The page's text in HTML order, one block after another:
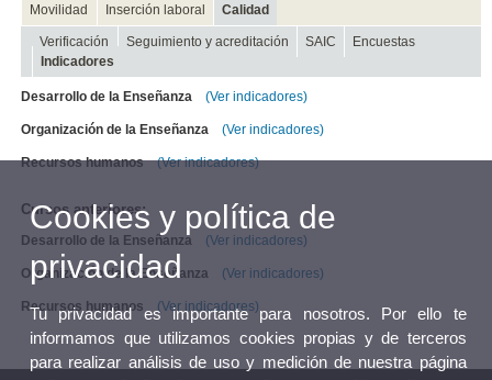
Movilidad
Inserción laboral Calidad
Verificación Seguimiento y acreditación SAIC
Encuestas
Indicadores
Desarrollo de la Enseñanza (Ver indicadores)
Organización de la Enseñanza (Ver indicadores)
Recursos humanos (Ver indicadores)
Cursos anteriores:
Desarrollo de la Enseñanza (Ver indicadores)
Organización de la Enseñanza (Ver indicadores)
Recursos humanos (Ver indicadores)
Cookies y política de
privacidad
Tu privacidad es importante para nosotros. Por ello te
informamos que utilizamos cookies propias y de terceros
para realizar análisis de uso y medición de nuestra página